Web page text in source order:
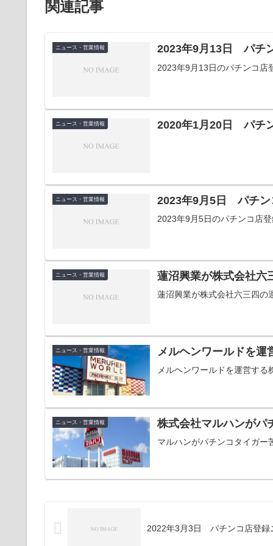
関連記事
ニュース・営業情報 2023年9月13日 パチ
2023年9月13日のパチンコ店
ニュース・営業情報 2020年1月20日 パチ
ニュース・営業情報 2023年9月5日 パチン
2023年9月5日のパチンコ店
ニュース・営業情報 蓮沼興業が株式会社六
蓮沼興業が株式会社六三四の
ニュース・営業情報 メルヘンワールドを運
メルヘンワールドを運営す
ニュース・営業情報 株式会社マルハンがパ
マルハンがパチンコタイガー
2022年3月3日 パチンコ店登録